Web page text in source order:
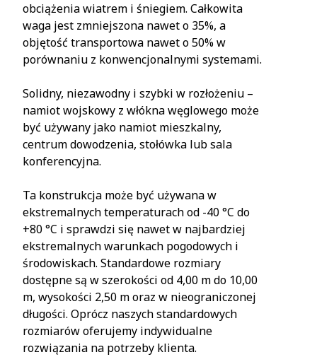
obciążenia wiatrem i śniegiem. Całkowita
waga jest zmniejszona nawet o 35%, a
objętość transportowa nawet o 50% w
porównaniu z konwencjonalnymi systemami.
Solidny, niezawodny i szybki w rozłożeniu –
namiot wojskowy z włókna węglowego może
być używany jako namiot mieszkalny,
centrum dowodzenia, stołówka lub sala
konferencyjna.
Ta konstrukcja może być używana w
ekstremalnych temperaturach od -40 °C do
+80 °C i sprawdzi się nawet w najbardziej
ekstremalnych warunkach pogodowych i
środowiskach. Standardowe rozmiary
dostępne są w szerokości od 4,00 m do 10,00
m, wysokości 2,50 m oraz w nieograniczonej
długości. Oprócz naszych standardowych
rozmiarów oferujemy indywidualne
rozwiązania na potrzeby klienta.